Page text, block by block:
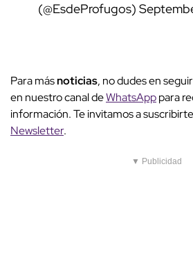
(@EsdeProfugos)
Para másnoticias, no dudes en
en nuestro canal deWhatsApppara
información. Te invitamos a suscribirte
Newsletter.
▼ Publicidad